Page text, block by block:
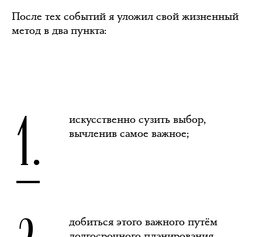
После тех событий я уложил свой жизненный
метод в два пункта:
1.
искусственно сузить выбор,
вычленив самое важное;
добиться этого важного путём